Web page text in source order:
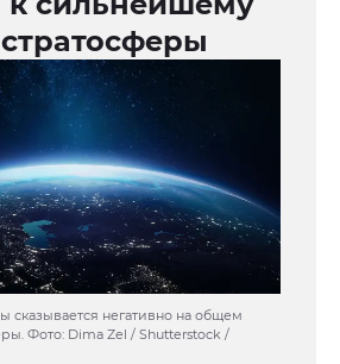
сказывается негативно на общем
Фото: Dima Zel / Shutterstock /